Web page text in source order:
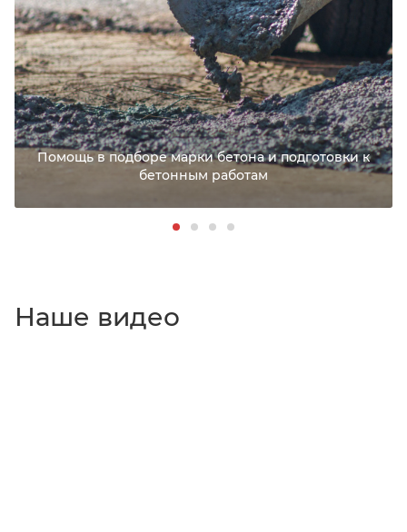
Помощь в подборе марки бетона и подготовки к
бетонным работам
Наше видео